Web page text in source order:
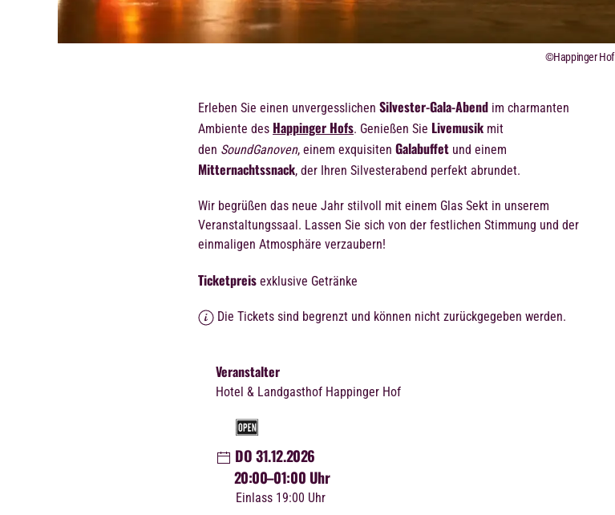
©Happinger Hof
Erleben Sie einen unvergesslichen Silvester-Gala-Abend im charmanten
Ambiente des Happinger Hofs. Genießen Sie Livemusik mit
den SoundGanoven, einem exquisiten Galabuffet und einem
Mitternachtssnack, der Ihren Silvesterabend perfekt abrundet.
Wir begrüßen das neue Jahr stilvoll mit einem Glas Sekt in unserem
Veranstaltungssaal. Lassen Sie sich von der festlichen Stimmung und der
einmaligen Atmosphäre verzaubern!
Ticketpreis exklusive Getränke
Die Tickets sind begrenzt und können nicht zurückgegeben werden.
Veranstalter
Hotel & Landgasthof Happinger Hof
DO 31.12.2026
20:00–01:00 Uhr
Einlass 19:00 Uhr